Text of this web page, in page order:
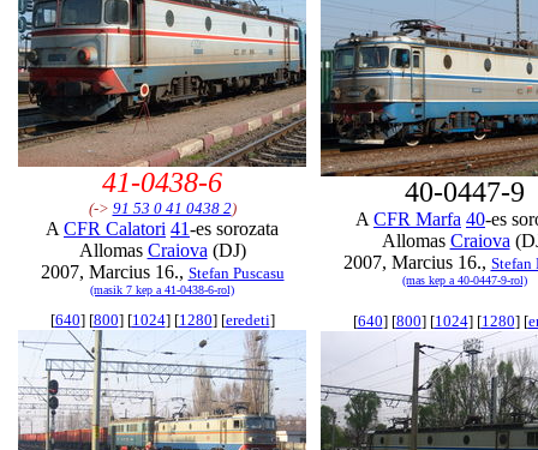
41-0438-6
(-> 91 53 0 41 0438 2)
A CFR Calatori 41-es sorozata
Allomas Craiova (DJ)
2007, Marcius 16., Stefan Puscasu
(masik 7 kep a 41-0438-6-rol)
40-0447-9
A CFR Marfa 40-es
Allomas Craiova
2007, Marcius 16., Stefan
(mas kep a 40-0447-9-rol)
[640] [800] [1024] [1280] [eredeti] [640] [800] [1024] [1280] [